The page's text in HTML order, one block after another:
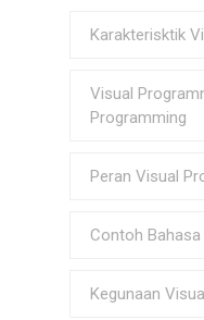
Karakterisktik
Visual
Programming
Peran Visual
Contoh
Kegunaan